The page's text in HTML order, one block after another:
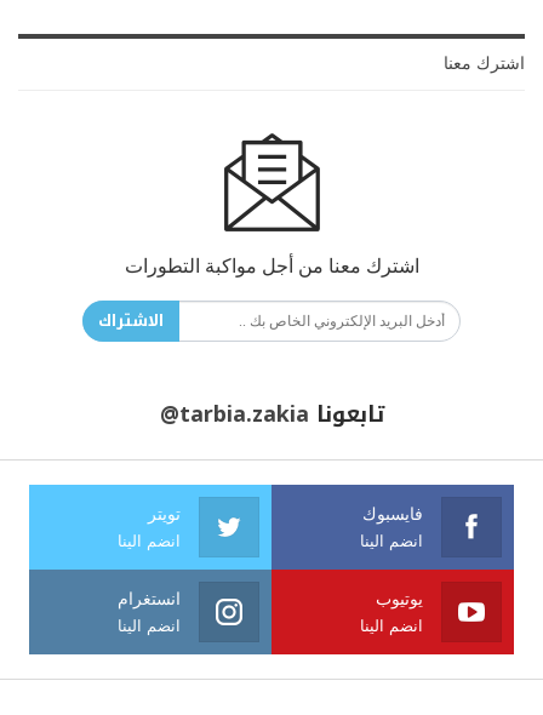
اشترك معنا
اشترك معنا من أجل مواكبة التطورات
الاشتراك
تابعونا @tarbia.zakia
فايسبوك
انضم الينا
تويتر
انضم الينا
يوتيوب
انضم الينا
انستغرام
انضم الينا